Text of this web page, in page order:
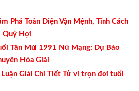
Phá Toàn Diện Vận Mệnh, Tính Cách
Quý Hợi
Tân Mùi 1991 Nữ Mạng: Dự Báo
Hóa Giải
Luận Giải Chi Tiết Tử vi trọn đời tuổi